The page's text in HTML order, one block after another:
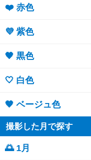
❤️ 赤色
💜 紫色
🖤 黒色
🤍 白色
🤎 ベージュ色
撮影した月で探す
🌅 1月